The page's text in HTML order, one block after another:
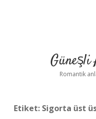
Güneşli
Romantik
Etiket: Sigorta üst